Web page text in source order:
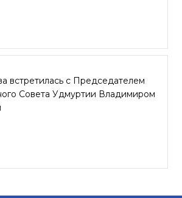
встретилась с Председателем
Совета Удмуртии Владимиром